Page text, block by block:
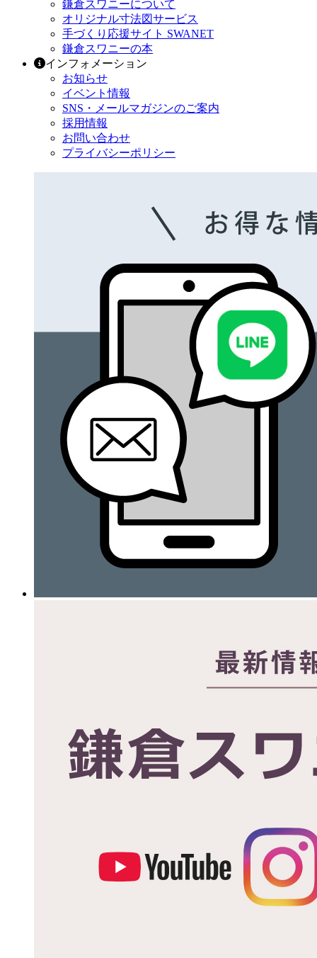
鎌倉スワニーについて
オリジナル寸法図サービス
手づくり応援サイト SWANET
鎌倉スワニーの本
インフォメーション
お知らせ
イベント情報
SNS・メールマガジンのご案内
採用情報
お問い合わせ
プライバシーポリシー